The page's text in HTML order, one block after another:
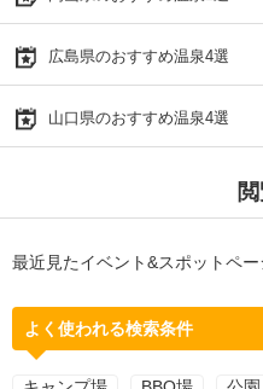
広島県のおすすめ温泉4選
山口県のおすすめ温泉4選
最近見たイベント&スポットペー
よく使われる検索条件